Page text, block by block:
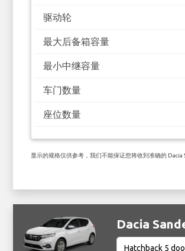
驱动轮
最大后备箱容量
最小中继容量
车门数量
座位数量
显示的规格仅供参考，我们不能保证您将收到准确的
Dacia